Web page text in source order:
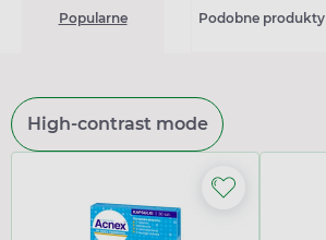
Popularne Podobne produkty
High-contrast mode